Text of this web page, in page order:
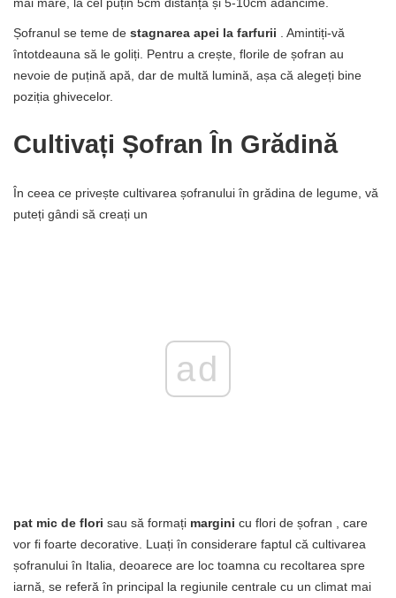
Șofranul se teme de stagnarea apei la farfurii . Amintiți-vă
întotdeauna să le goliți. Pentru a crește, florile de șofran au
nevoie de puțină apă, dar de multă lumină, așa că alegeți bine
poziția ghivecelor.
Cultivați Șofran În Grădină
În ceea ce privește cultivarea șofranului în grădina de legume, vă
puteți gândi să creați un
ad
pat mic de flori sau să formați margini cu flori de șofran , care
vor fi foarte decorative. Luați în considerare faptul că cultivarea
șofranului în Italia, deoarece are loc toamna cu recoltarea spre
iarnă, se referă în principal la regiunile centrale cu un climat mai